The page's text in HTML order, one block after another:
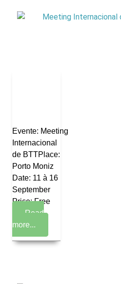
Evente: Meeting
Internacional
de BTTPlace:
Porto Moniz
Date: 11 à 16
September
Price: Free
Read
more...